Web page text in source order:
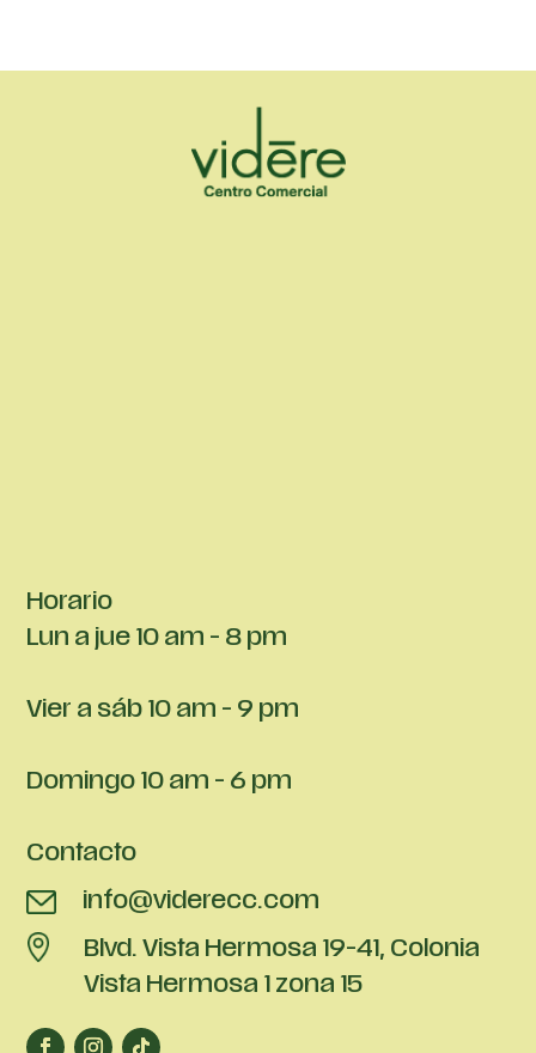
Horario
Lun a jue 10 am - 8 pm
Vier a sáb 10 am - 9 pm
Domingo 10 am - 6 pm
Contacto
info@viderecc.com
Blvd. Vista Hermosa 19-41, Colonia
Vista Hermosa 1 zona 15